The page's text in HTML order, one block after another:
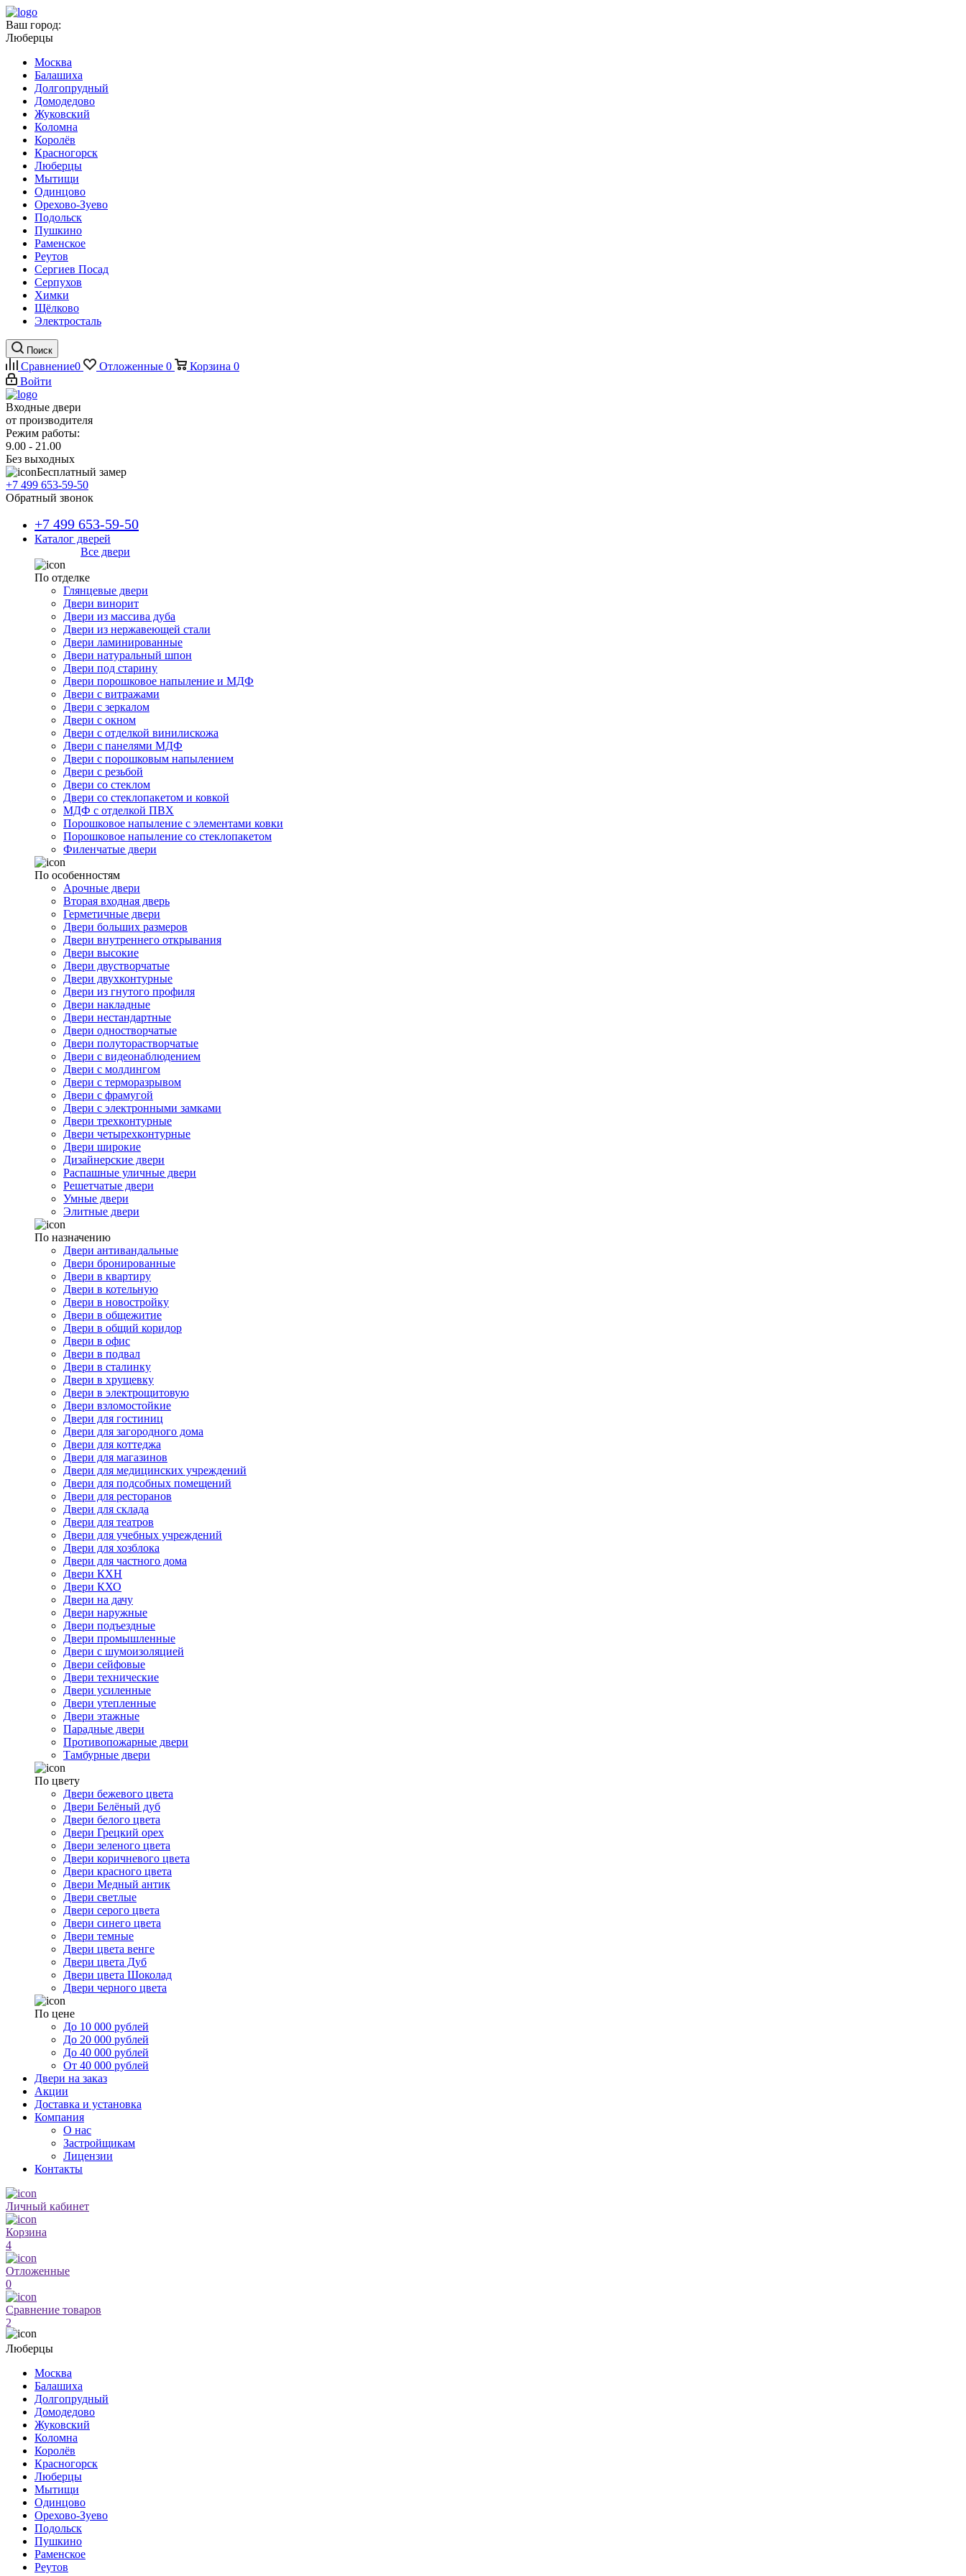
Ваш город:
Люберцы
Москва
Балашиха
Долгопрудный
Домодедово
Жуковский
Коломна
Королёв
Красногорск
Люберцы
Мытищи
Одинцово
Орехово-Зуево
Подольск
Пушкино
Раменское
Реутов
Сергиев Посад
Серпухов
Химки
Щёлково
Электросталь
Поиск
Сравнение0 Отложенные 0 Корзина 0
Войти
Входные двери
от производителя
Режим работы:
9.00 - 21.00
Без выходных
Бесплатный замер
+7 499 653-59-50
Обратный звонок
+7 499 653-59-50
Каталог дверей
Все двери
По отделке
Глянцевые двери
Двери винорит
Двери из массива дуба
Двери из нержавеющей стали
Двери ламинированные
Двери натуральный шпон
Двери под старину
Двери порошковое напыление и МДФ
Двери с витражами
Двери с зеркалом
Двери с окном
Двери с отделкой винилискожа
Двери с панелями МДФ
Двери с порошковым напылением
Двери с резьбой
Двери со стеклом
Двери со стеклопакетом и ковкой
МДФ с отделкой ПВХ
Порошковое напыление с элементами ковки
Порошковое напыление со стеклопакетом
Филенчатые двери
По особенностям
Арочные двери
Вторая входная дверь
Герметичные двери
Двери больших размеров
Двери внутреннего открывания
Двери высокие
Двери двустворчатые
Двери двухконтурные
Двери из гнутого профиля
Двери накладные
Двери нестандартные
Двери одностворчатые
Двери полуторастворчатые
Двери с видеонаблюдением
Двери с молдингом
Двери с терморазрывом
Двери с фрамугой
Двери с электронными замками
Двери трехконтурные
Двери четырехконтурные
Двери широкие
Дизайнерские двери
Распашные уличные двери
Решетчатые двери
Умные двери
Элитные двери
По назначению
Двери антивандальные
Двери бронированные
Двери в квартиру
Двери в котельную
Двери в новостройку
Двери в общежитие
Двери в общий коридор
Двери в офис
Двери в подвал
Двери в сталинку
Двери в хрущевку
Двери в электрощитовую
Двери взломостойкие
Двери для гостиниц
Двери для загородного дома
Двери для коттеджа
Двери для магазинов
Двери для медицинских учреждений
Двери для подсобных помещений
Двери для ресторанов
Двери для склада
Двери для театров
Двери для учебных учреждений
Двери для хозблока
Двери для частного дома
Двери КХН
Двери КХО
Двери на дачу
Двери наружные
Двери подъездные
Двери промышленные
Двери с шумоизоляцией
Двери сейфовые
Двери технические
Двери усиленные
Двери утепленные
Двери этажные
Парадные двери
Противопожарные двери
Тамбурные двери
По цвету
Двери бежевого цвета
Двери Белёный дуб
Двери белого цвета
Двери Грецкий орех
Двери зеленого цвета
Двери коричневого цвета
Двери красного цвета
Двери Медный антик
Двери светлые
Двери серого цвета
Двери синего цвета
Двери темные
Двери цвета венге
Двери цвета Дуб
Двери цвета Шоколад
Двери черного цвета
По цене
До 10 000 рублей
До 20 000 рублей
До 40 000 рублей
От 40 000 рублей
Двери на заказ
Акции
Доставка и установка
Компания
О нас
Застройщикам
Лицензии
Контакты
Личный кабинет
Корзина
4
Отложенные
0
Сравнение товаров
2
Люберцы
Москва
Балашиха
Долгопрудный
Домодедово
Жуковский
Коломна
Королёв
Красногорск
Люберцы
Мытищи
Одинцово
Орехово-Зуево
Подольск
Пушкино
Раменское
Реутов